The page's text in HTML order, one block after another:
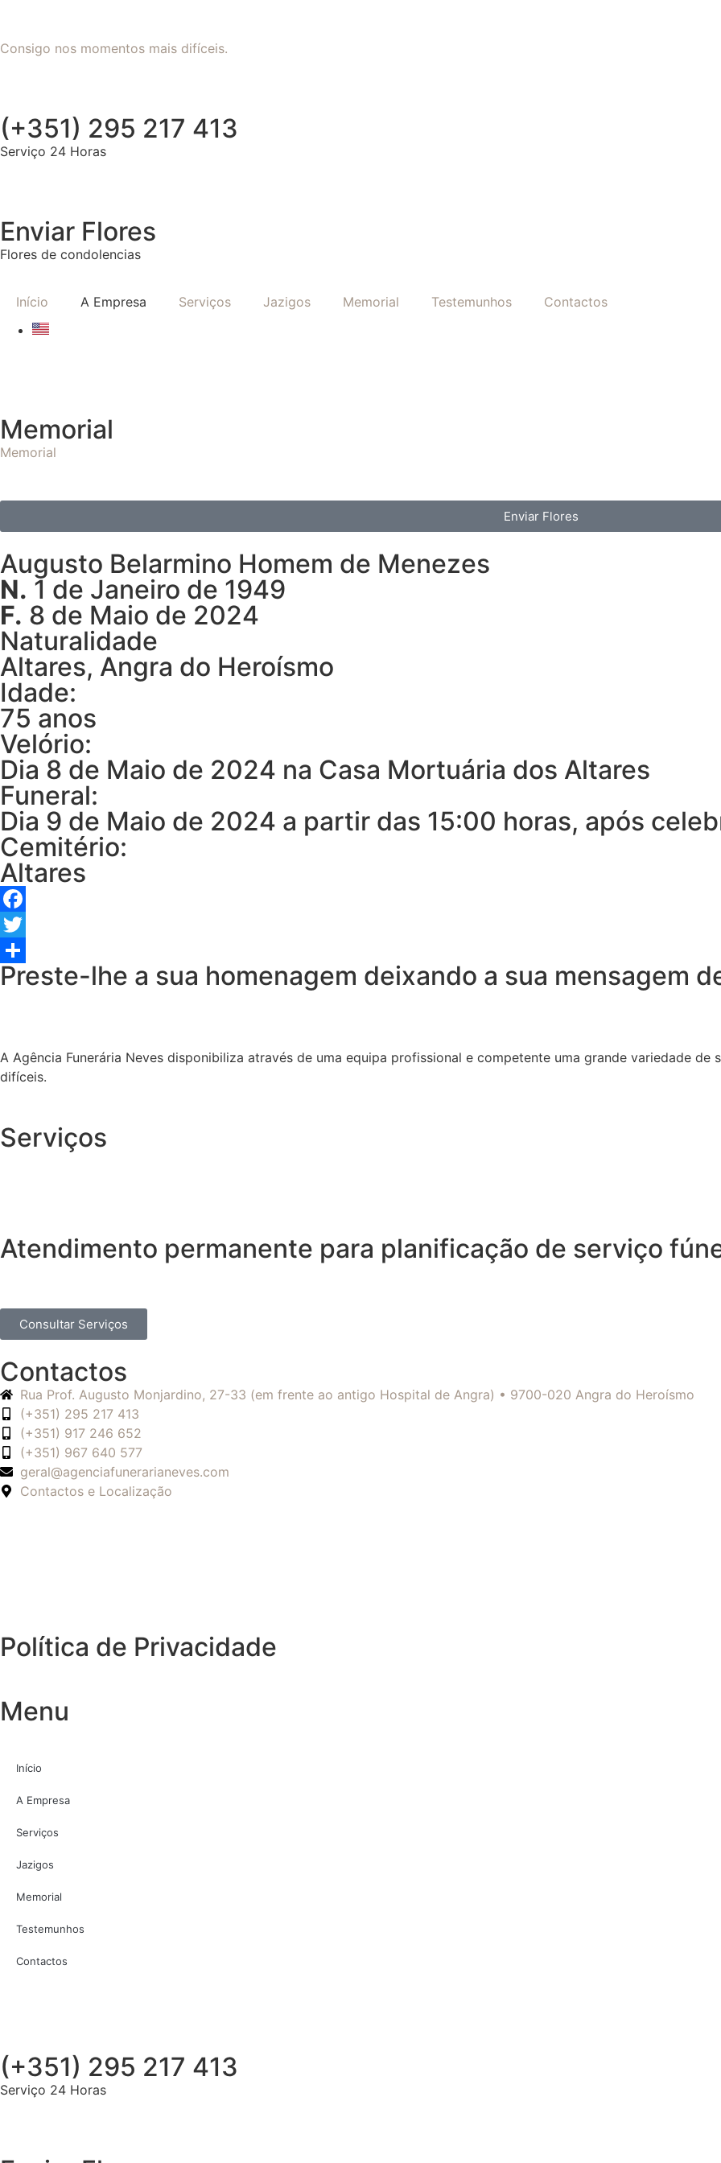
Consigo nos momentos mais difíceis.
(+351) 295 217 413
Serviço 24 Horas
Enviar Flores
Flores de condolencias
Início A Empresa Serviços Jazigos Memorial Testemunhos Contactos
Memorial
Memorial
Enviar Flores
Augusto Belarmino Homem de Menezes
N. 1 de Janeiro de 1949
F. 8 de Maio de 2024
Naturalidade
Altares, Angra do Heroísmo
Idade:
75 anos
Velório:
Dia 8 de Maio de 2024 na Casa Mortuária dos Altares
Funeral:
Dia 9 de Maio de 2024 a partir das 15:00 horas, após
Cemitério:
Altares
Facebook
Twitter
Share
Preste-lhe a sua homenagem deixando a sua mensagem
A Agência Funerária Neves disponibiliza através de uma equipa profissional e competente uma grande variedade de
difíceis.
Serviços
Atendimento permanente para planificação de serviço
Consultar Serviços
Contactos
Rua Prof. Augusto Monjardino, 27-33 (em frente ao antigo Hospital de Angra) • 9700-020 Angra do Heroísmo
(+351) 295 217 413
(+351) 917 246 652
(+351) 967 640 577
geral@agenciafunerarianeves.com
Contactos e Localização
Política de Privacidade
Menu
Início
A Empresa
Serviços
Jazigos
Memorial
Testemunhos
Contactos
(+351) 295 217 413
Serviço 24 Horas